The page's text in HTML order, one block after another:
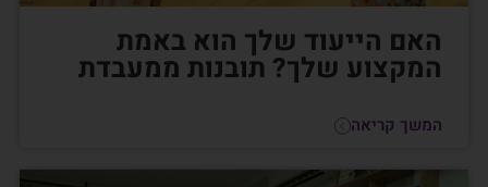
האם הייעוד שלך הוא באמת
המקצוע שלך? תובנות ממעבדת
המשך קריאה